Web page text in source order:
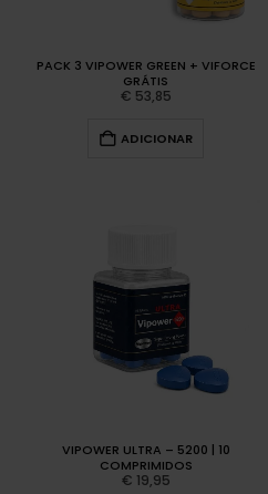
PACK 3 VIPOWER GREEN + VIFORCE
GRÁTIS
€ 53,85
ADICIONAR
VIPOWER ULTRA – 5200 | 10
COMPRIMIDOS
€ 19,95